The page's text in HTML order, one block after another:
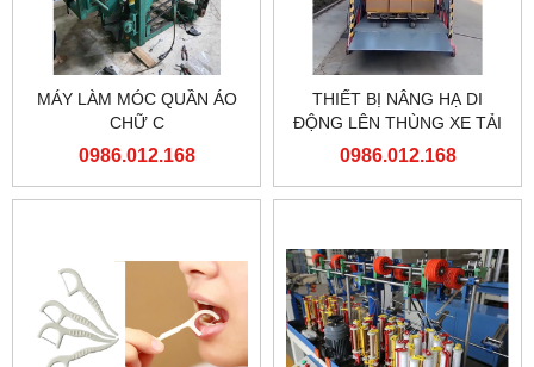
MÁY LÀM MÓC QUẦN ÁO
CHỮ C
0986.012.168
THIẾT BỊ NÂNG HẠ DI
ĐỘNG LÊN THÙNG XE TẢI
0986.012.168